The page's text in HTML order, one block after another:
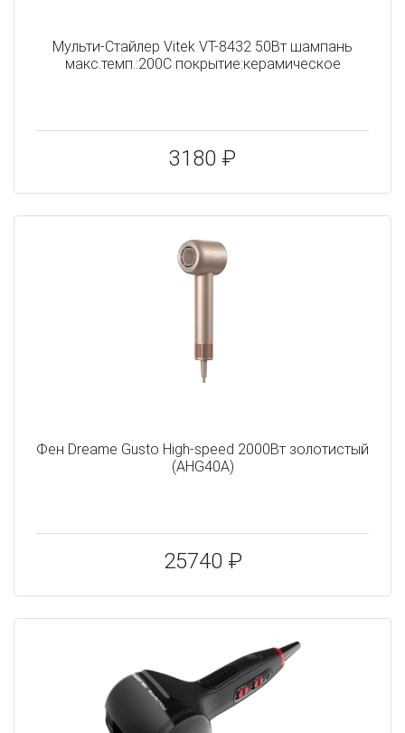
Мульти-Стайлер Vitek VT-8432 50Вт шампань
макс.темп.:200С покрытие:керамическое
3180 ₽
Фен Dreame Gusto High-speed 2000Вт золотистый
(AHG40A)
25740 ₽